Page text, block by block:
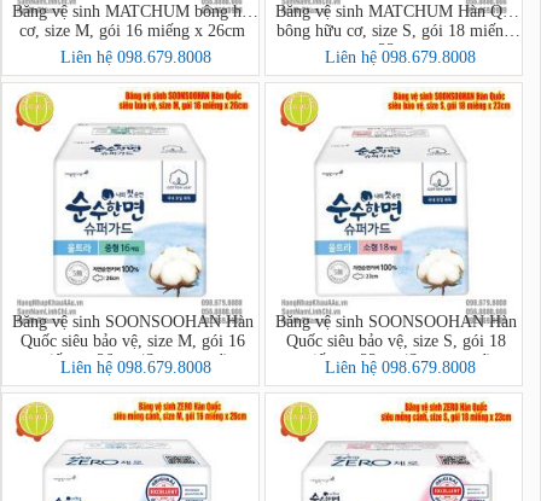
Băng vệ sinh MATCHUM bông hữu
cơ, size M, gói 16 miếng x 26cm
Liên hệ 098.679.8008
Băng vệ sinh MATCHUM Hàn Quốc
bông hữu cơ, size S, gói 18 miếng x
23cm
Liên hệ 098.679.8008
Băng vệ sinh SOONSOOHAN Hàn
Quốc siêu bảo vệ, size M, gói 16
miếng x 26cm (Superguard)
Liên hệ 098.679.8008
Băng vệ sinh SOONSOOHAN Hàn
Quốc siêu bảo vệ, size S, gói 18
miếng x 23cm (Superguard)
Liên hệ 098.679.8008